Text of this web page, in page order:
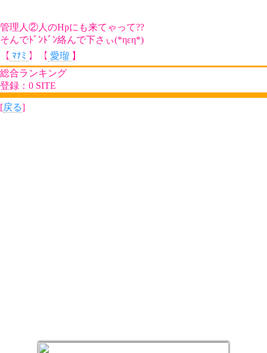
管理人②人のHpにも来てゃって??
そんでﾄﾞﾝﾄﾞﾝ絡んで下さぃ(*ηεη*)
【 ﾏﾅﾐ 】【 愛瑠 】
総合ランキング
登録：0 SITE
[戻る]